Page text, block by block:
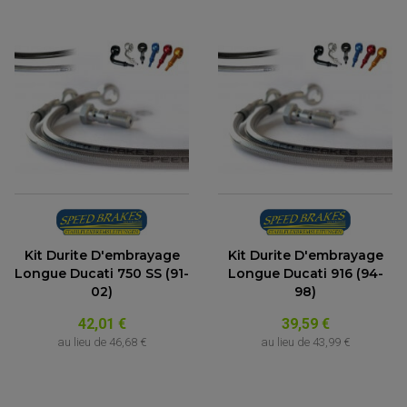
TAMPONS ALLOY ULTIMA
ROULEMENT MOTO
ROULEMENT DE ROUE
ROULEMENT DE DIRECTION
TRANSMISSION
KIT CHAÎNE MOTO
ACCESSOIRE SCOOTER PEUGEOT
ACCESSOIRE SCOOTER PIAGGIO
ACCESSOIRE SCOOTER SUZUKI
ACCESSOIRE SCOOTER VESPA
ACCESSOIRE SCOOTER YAMAHA
Kit Durite D'embrayage
Longue Ducati 750 SS (91-
02)
42,01 €
au lieu de 46,68 €
Kit Durite D'embrayage
Longue Ducati 916 (94-
98)
39,59 €
au lieu de 43,99 €